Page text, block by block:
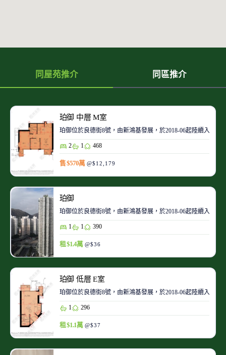
同屋苑推介 同區推介
珀御 中層 M室
珀御位於良德街8號，由新鴻基發展，於2018-06起陸續入伙
2 1 468
售 $570萬 @$12,179
珀御
珀御位於良德街8號，由新鴻基發展，於2018-06起陸續入伙
1 1 390
租 $1.4萬 @$36
珀御 低層 E室
珀御位於良德街8號，由新鴻基發展，於2018-06起陸續入伙
1 296
租 $1.1萬 @$37